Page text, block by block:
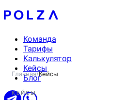
Команда
Тарифы
Калькулятор
Кейсы
Блог
Главная/Кейсы
КЕЙСЫ